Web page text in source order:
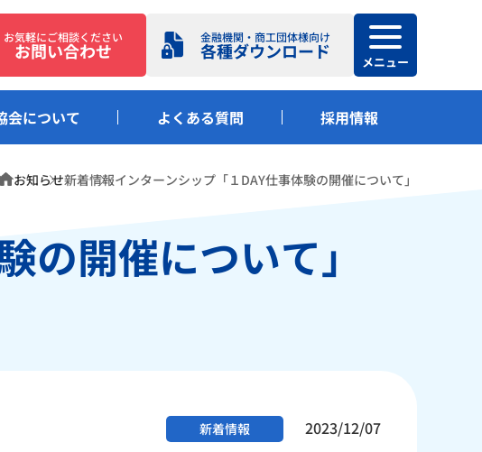
お気軽にご相談ください
お問い合わせ
金融機関・商工団体様向け
各種ダウンロード メニュー
会について よくある質問 採用情報
ホーム
お知らせ新着情報インターンシップ「１DAY仕事体験の開催について」
の開催について」
新着情報 2023/12/07